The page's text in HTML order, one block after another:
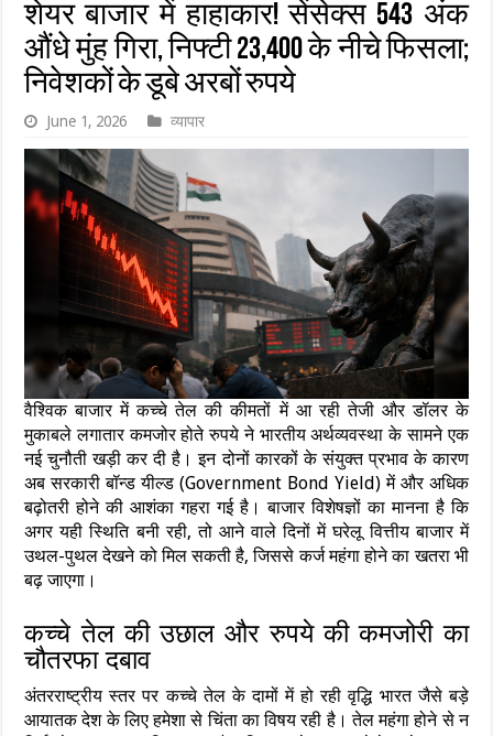
शेयर बाजार में हाहाकार! सेंसेक्स 543 अंक
औंधे मुंह गिरा, निफ्टी 23,400 के नीचे फिसला;
निवेशकों के डूबे अरबों रुपये
June 1, 2026 व्यापार
वैश्विक बाजार में कच्चे तेल की कीमतों में आ रही तेजी और डॉलर के
मुकाबले लगातार कमजोर होते रुपये ने भारतीय अर्थव्यवस्था के सामने एक
नई चुनौती खड़ी कर दी है। इन दोनों कारकों के संयुक्त प्रभाव के कारण
अब सरकारी बॉन्ड यील्ड (Government Bond Yield) में और अधिक
बढ़ोतरी होने की आशंका गहरा गई है। बाजार विशेषज्ञों का मानना है कि
अगर यही स्थिति बनी रही, तो आने वाले दिनों में घरेलू वित्तीय बाजार में
उथल-पुथल देखने को मिल सकती है, जिससे कर्ज महंगा होने का खतरा भी
बढ़ जाएगा।
कच्चे तेल की उछाल और रुपये की कमजोरी का
चौतरफा दबाव
अंतरराष्ट्रीय स्तर पर कच्चे तेल के दामों में हो रही वृद्धि भारत जैसे बड़े
आयातक देश के लिए हमेशा से चिंता का विषय रही है। तेल महंगा होने से न